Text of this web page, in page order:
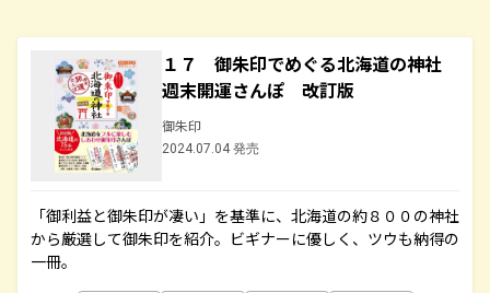
１７ 御朱印でめぐる北海道の神社
週末開運さんぽ 改訂版
御朱印
2024.07.04 発売
「御利益と御朱印が凄い」を基準に、北海道の約８００の神社
から厳選して御朱印を紹介。ビギナーに優しく、ツウも納得の
一冊。